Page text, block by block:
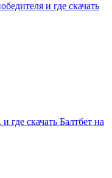
и где скачать
где скачать Балтбет на